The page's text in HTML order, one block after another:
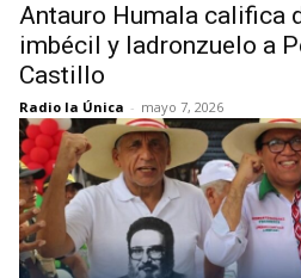
Antauro Humala califica
imbécil y ladronzuelo a
Castillo
Radio la Única - mayo 7, 2026